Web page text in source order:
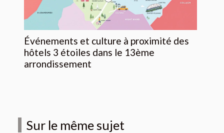
Événements et culture à proximité des
hôtels 3 étoiles dans le 13ème
arrondissement
Sur le même sujet